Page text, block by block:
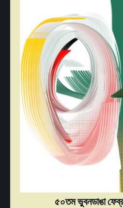
৫০তম ভুবনডাঙা